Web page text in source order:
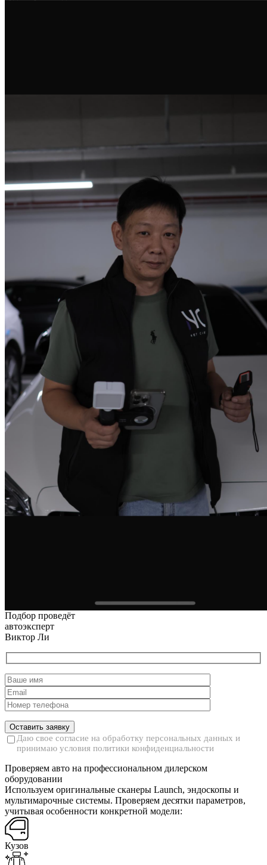
Подбор проведёт
автоэксперт
Виктор Ли
Даю свое согласие на обработку персональных данных и
принимаю условия политики конфиденциальности
Проверяем авто на профессиональном дилерском
оборудовании
Используем оригинальные сканеры Launch, эндоскопы и
мультимарочные системы. Проверяем десятки параметров,
учитывая особенности конкретной модели:
Кузов